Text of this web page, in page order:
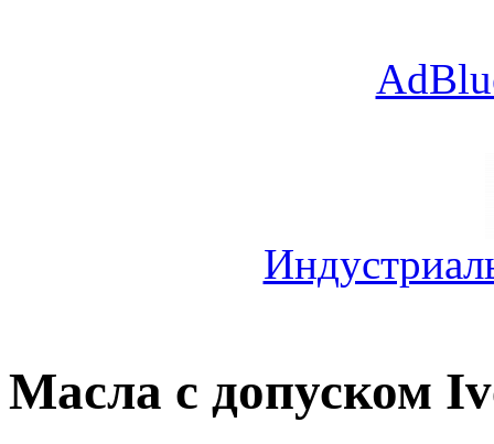
Масла с допуском